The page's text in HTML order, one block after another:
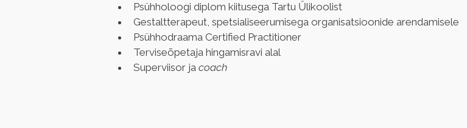
Psühholoogi diplom kiitusega Tartu Űlikoolist
Gestaltterapeut, spetsialiseerumisega organisatsioonide arendamisele
Psühhodraama Certified Practitioner
Terviseõpetaja hingamisravi alal
Superviisor ja coach